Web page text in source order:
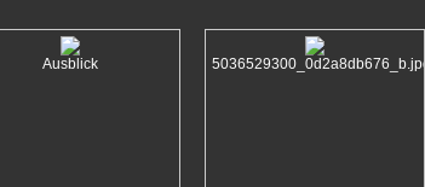
Ausblick 5036529300_0d2a8db676_b.jpg